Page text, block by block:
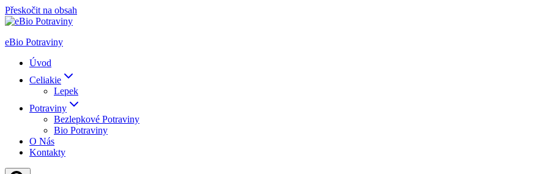
Přeskočit na obsah
eBio Potraviny
Úvod
Celiakie
Lepek
Potraviny
Bezlepkové Potraviny
Bio Potraviny
O Nás
Kontakty